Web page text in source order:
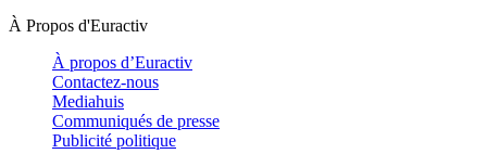
À Propos d'Euractiv
À propos d’Euractiv
Contactez-nous
Mediahuis
Communiqués de presse
Publicité politique